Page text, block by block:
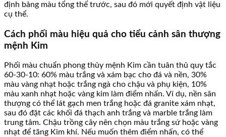
định bảng màu tổng thể trước, sau đó mới quyết định vật liệu
cụ thể.
Cách phối màu hiệu quả cho tiểu cảnh sân thượng
mệnh Kim
Phối màu chuẩn phong thủy mệnh Kim cần tuân thủ quy tắc
60-30-10: 60% màu trắng và xám bạc cho đá và nền, 30%
màu vàng nhạt hoặc trắng ngà cho chậu và phụ kiện, 10%
màu xanh nhạt hoặc vàng kim làm điểm nhấn. Ví dụ, nền sân
thượng có thể lát gạch men trắng hoặc đá granite xám nhạt,
sau đó đặt các khối đá thạch anh trắng và marble trắng làm
trung tâm. Chậu trồng cây nên chọn màu trắng sứ hoặc vàng
nhạt để tăng Kim khí. Nếu muốn thêm điểm nhấn, có thể